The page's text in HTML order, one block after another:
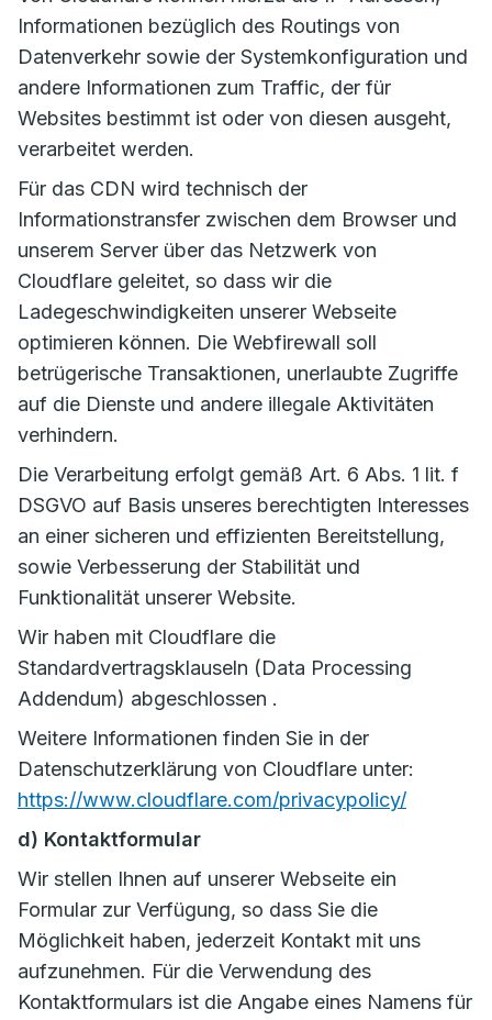
Informationen bezüglich des Routings von
Datenverkehr sowie der Systemkonfiguration und
andere Informationen zum Traffic, der für
Websites bestimmt ist oder von diesen ausgeht,
verarbeitet werden.
Für das CDN wird technisch der
Informationstransfer zwischen dem Browser und
unserem Server über das Netzwerk von
Cloudflare geleitet, so dass wir die
Ladegeschwindigkeiten unserer Webseite
optimieren können. Die Webfirewall soll
betrügerische Transaktionen, unerlaubte Zugriffe
auf die Dienste und andere illegale Aktivitäten
verhindern.
Die Verarbeitung erfolgt gemäß Art. 6 Abs. 1 lit. f
DSGVO auf Basis unseres berechtigten Interesses
an einer sicheren und effizienten Bereitstellung,
sowie Verbesserung der Stabilität und
Funktionalität unserer Website.
Wir haben mit Cloudflare die
Standardvertragsklauseln (Data Processing
Addendum) abgeschlossen .
Weitere Informationen finden Sie in der
Datenschutzerklärung von Cloudflare unter:
https://www.cloudflare.com/privacypolicy/
d) Kontaktformular
Wir stellen Ihnen auf unserer Webseite ein
Formular zur Verfügung, so dass Sie die
Möglichkeit haben, jederzeit Kontakt mit uns
aufzunehmen. Für die Verwendung des
Kontaktformulars ist die Angabe eines Namens für